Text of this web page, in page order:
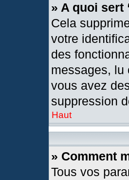
» A quoi sert
Cela
votre
des
messages, lu
vous avez
suppression
Haut
» Comment
Tous vos